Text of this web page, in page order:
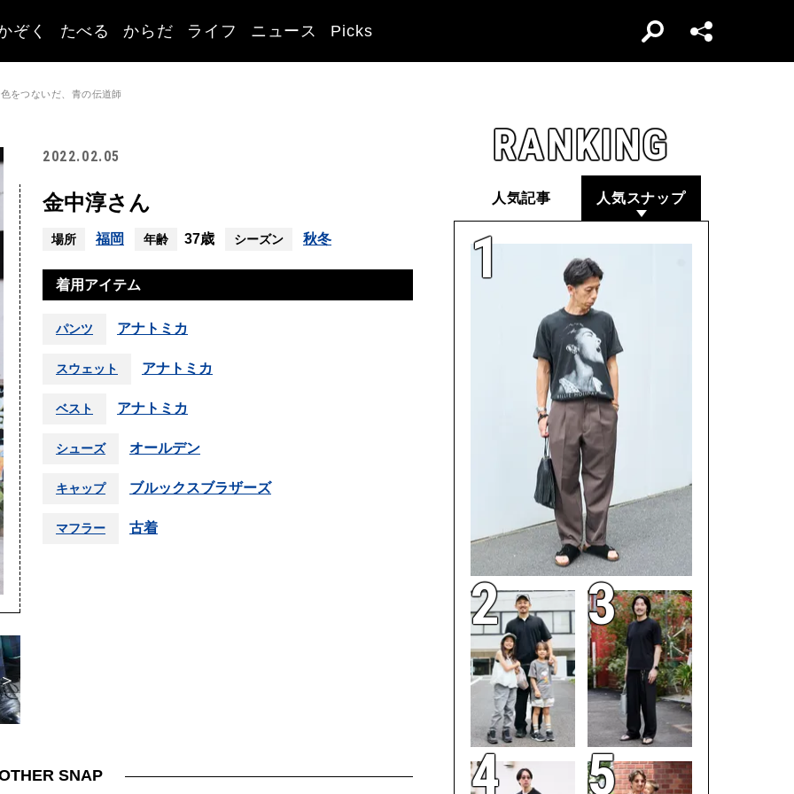
ぞく たべる からだ ライフ ニュース Picks
をつないだ、青の伝道師
2022.02.05
金中淳さん
場所 福岡 年齢 37歳 シーズン 秋冬
着用アイテム
パンツ アナトミカ
スウェット アナトミカ
ベスト アナトミカ
シューズ オールデン
キャップ ブルックスブラザーズ
マフラー 古着
SNAP
RANKING
人気記事 人気スナップ